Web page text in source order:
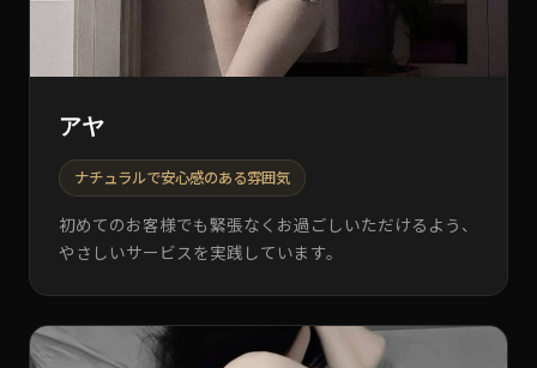
アヤ
ナチュラルで安心感のある雰囲気
初めてのお客様でも緊張なくお過ごしいただけるよう、
やさしいサービスを実践しています。